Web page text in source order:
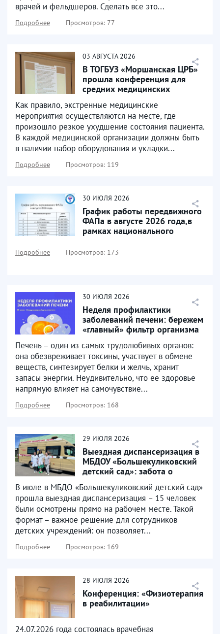
врачей и фельдшеров. Сделать все это...
Подробнее Просмотров: 77
03 АВГУСТА 2026
В ТОГБУЗ «Моршанская ЦРБ»
прошла конференция для
средних медицинских
Как правило, экстренные медицинские
мероприятия осуществляются на месте, где
произошло резкое ухудшение состояния пациента.
В каждой медицинской организации должны быть
в наличии набор оборудования и укладки...
Подробнее Просмотров: 119
30 ИЮЛЯ 2026
График работы передвижного
ФАПа в августе 2026 года,в
рамках национального
Подробнее Просмотров: 173
30 ИЮЛЯ 2026
Неделя профилактики
заболеваний печени: бережем
«главный» фильтр организма
Печень – один из самых трудолюбивых органов:
она обезвреживает токсины, участвует в обмене
веществ, синтезирует белки и желчь, хранит
запасы энергии. Неудивительно, что ее здоровье
напрямую влияет на самочувствие...
Подробнее Просмотров: 168
29 ИЮЛЯ 2026
Выездная диспансеризация в
МБДОУ «Большекуликовский
детский сад»: забота о
В июле в МБДО «Большекуликовский детский сад»
прошла выездная диспансеризация – 15 человек
были осмотрены прямо на рабочем месте. Такой
формат – важное решение для сотрудников
детских учреждений: он позволяет...
Подробнее Просмотров: 169
28 ИЮЛЯ 2026
Конференция: «Физиотерапия
в реабилитации»
24.07.2026 года состоялась врачебная